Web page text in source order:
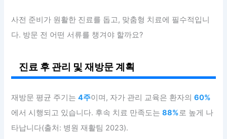
사전 준비가 원활한 진료를 돕고, 맞춤형 치료에 필수적입니
다. 방문 전 어떤 서류를 챙겨야 할까요?
진료 후 관리 및 재방문 계획
재방문 평균 주기는4주이며, 자가 관리 교육은 환자의60%
에서 시행되고 있습니다. 후속 치료 만족도는88%로 높게 나
타납니다(출처: 병원 재활팀 2023).